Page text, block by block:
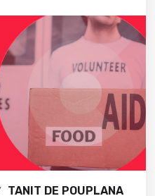
TANIT DE POUPLANA